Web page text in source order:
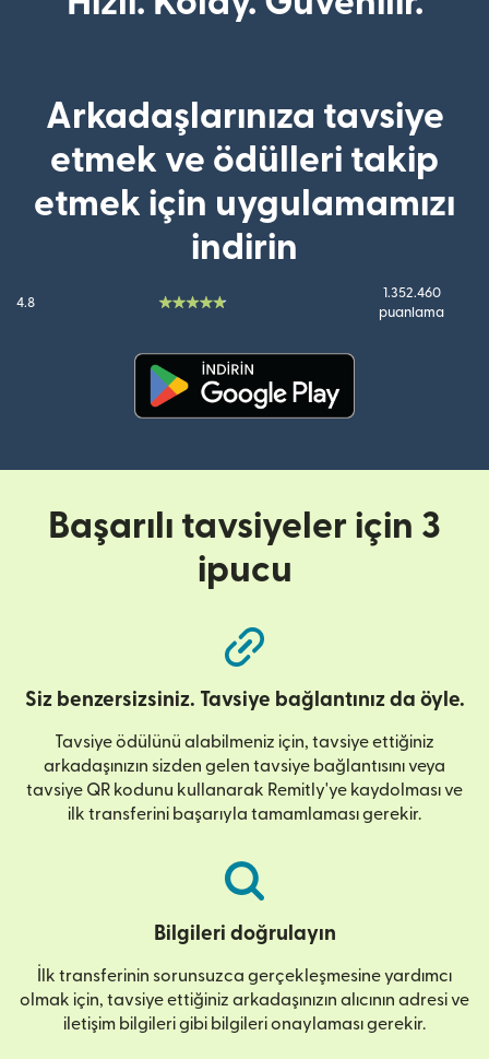
Arkadaşlarınıza tavsiye
etmek ve ödülleri takip
etmek için uygulamamızı
indirin
4.8
1.352.460
puanlama
Başarılı tavsiyeler için 3
ipucu
Siz benzersizsiniz. Tavsiye bağlantınız da öyle.
Tavsiye ödülünü alabilmeniz için, tavsiye ettiğiniz
arkadaşınızın sizden gelen tavsiye bağlantısını veya
tavsiye QR kodunu kullanarak Remitly'ye kaydolması ve
ilk transferini başarıyla tamamlaması gerekir.
Bilgileri doğrulayın
İlk transferinin sorunsuzca gerçekleşmesine yardımcı
olmak için, tavsiye ettiğiniz arkadaşınızın alıcının adresi ve
iletişim bilgileri gibi bilgileri onaylaması gerekir.